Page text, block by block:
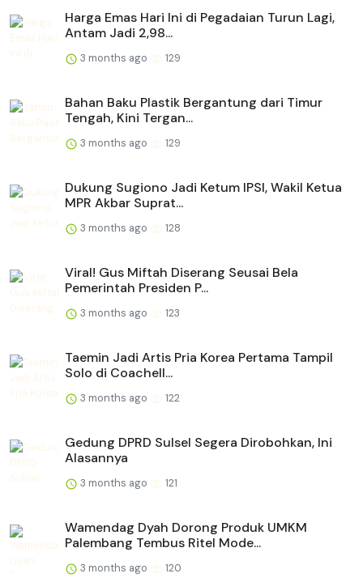
Harga Emas Hari Ini di Pegadaian Turun Lagi,
Antam Jadi 2,98...
3 months ago 129
Bahan Baku Plastik Bergantung dari Timur
Tengah, Kini Tergan...
3 months ago 129
Dukung Sugiono Jadi Ketum IPSI, Wakil Ketua
MPR Akbar Suprat...
3 months ago 128
Viral! Gus Miftah Diserang Seusai Bela
Pemerintah Presiden P...
3 months ago 123
Taemin Jadi Artis Pria Korea Pertama Tampil
Solo di Coachell...
3 months ago 122
Gedung DPRD Sulsel Segera Dirobohkan, Ini
Alasannya
3 months ago 121
Wamendag Dyah Dorong Produk UMKM
Palembang Tembus Ritel Mode...
3 months ago 120